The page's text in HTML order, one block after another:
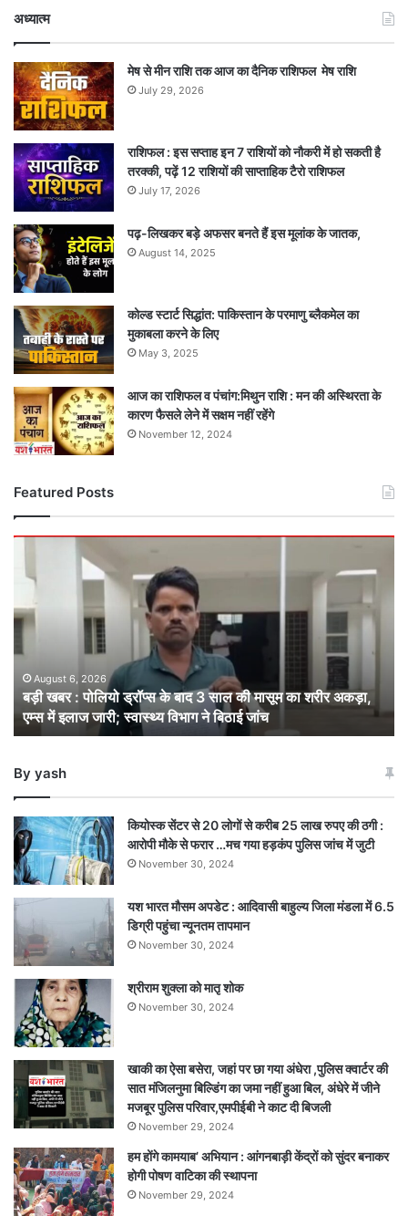
अध्यात्म
मेष से मीन राशि तक आज का दैनिक राशिफल मेष राशि
July 29, 2026
राशिफल : इस सप्ताह इन 7 राशियों को नौकरी में हो सकती है
तरक्की, पढ़ें 12 राशियों की साप्ताहिक टैरो राशिफल
July 17, 2026
पढ़-लिखकर बड़े अफसर बनते हैं इस मूलांक के जातक,
August 14, 2025
कोल्ड स्टार्ट सिद्धांत: पाकिस्तान के परमाणु ब्लैकमेल का
मुकाबला करने के लिए
May 3, 2025
आज का राशिफल व पंचांग:मिथुन राशि : मन की अस्थिरता के
कारण फैसले लेने में सक्षम नहीं रहेंगे
November 12, 2024
Featured Posts
पोलियो
ड्रॉप्स
बाद
साल
की
मासूम
शरीर
में
इलाज
जारी;
स्वास्थ्य
विभाग
बिठाई
जांच
August 6, 2026
बड़ी खबर : पोलियो ड्रॉप्स के बाद 3 साल की मासूम का शरीर अकड़ा,
एम्स में इलाज जारी; स्वास्थ्य विभाग ने बिठाई जांच
By yash
कियोस्क सेंटर से 20 लोगों से करीब 25 लाख रुपए की ठगी :
आरोपी मौके से फरार …मच गया हड़कंप पुलिस जांच में जुटी
November 30, 2024
यश भारत मौसम अपडेट : आदिवासी बाहुल्य जिला मंडला में 6.5
डिग्री पहुंचा न्यूनतम तापमान
November 30, 2024
श्रीराम शुक्ला को मातृ शोक
November 30, 2024
खाकी का ऐसा बसेरा, जहां पर छा गया अंधेरा ,पुलिस क्वार्टर की
सात मंजिलनुमा बिल्डिंग का जमा नहीं हुआ बिल, अंधेरे में जीने
मजबूर पुलिस परिवार,एमपीईबी ने काट दी बिजली
November 29, 2024
हम होंगे कामयाब’ अभियान : आंगनबाड़ी केंद्रों को सुंदर बनाकर
होगी पोषण वाटिका की स्थापना
November 29, 2024